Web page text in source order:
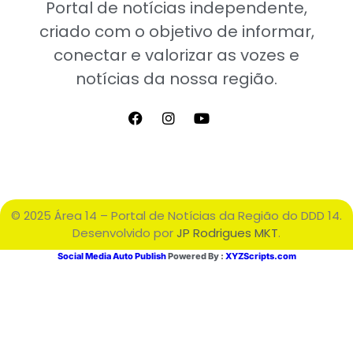
Portal de notícias independente,
criado com o objetivo de informar,
conectar e valorizar as vozes e
notícias da nossa região.
© 2025 Área 14 – Portal de Notícias da Região do DDD 14.
Desenvolvido porJP Rodrigues MKT.
Social Media Auto PublishPowered By : XYZScripts.com